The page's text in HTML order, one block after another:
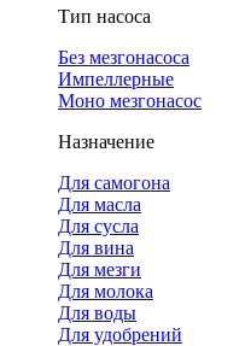
Тип насоса
Без мезгонасоса
Импеллерные
Моно мезгонасос
Назначение
Для самогона
Для масла
Для сусла
Для вина
Для мезги
Для молока
Для воды
Для удобрений